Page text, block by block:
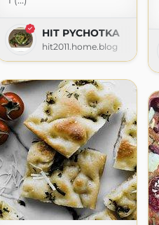
HIT PYCHOTKA
hit2011.home.blog